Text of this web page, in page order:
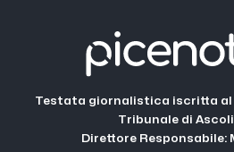
Testata giornalistica iscritta al
Tribunale di
Direttore Responsabile: